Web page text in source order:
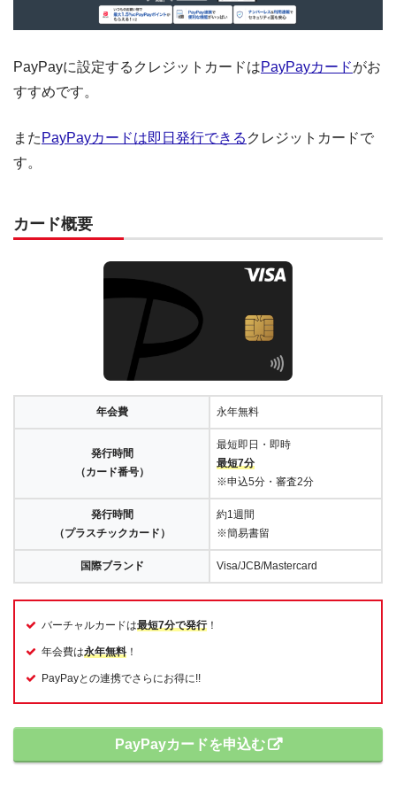
PayPayに設定するクレジットカードはPayPayカードがお
すすめです。
また PayPayカードは即日発行できる クレジットカードで
す。
カード概要
年会費 永年無料
発行時間
（カード番号）
最短即日・即時
最短7分
※申込5分・審査2分
発行時間
（プラスチックカード）
約1週間
※簡易書留
国際ブランド Visa/JCB/Mastercard
バーチャルカードは最短7分で発行！
年会費は永年無料 ！
PayPayとの連携でさらにお得に!!
PayPayカードを申込む